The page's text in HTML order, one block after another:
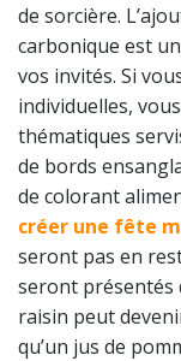
de sorcière.
carbonique est
vos invités. Si
individuelles,
thématiques
de bords
de colorant
créer une fête
seront pas en
seront présentés
raisin peut
qu’un jus de